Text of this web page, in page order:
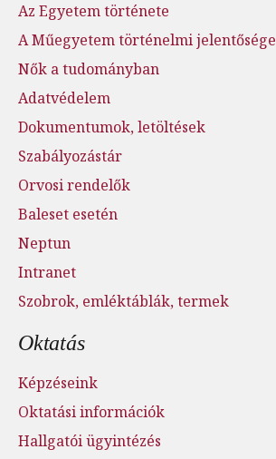
Az Egyetem története
A Műegyetem történelmi jelentősége
Nők a tudományban
Adatvédelem
Dokumentumok, letöltések
Szabályozástár
Orvosi rendelők
Baleset esetén
Neptun
Intranet
Szobrok, emléktáblák, termek
Oktatás
Képzéseink
Oktatási információk
Hallgatói ügyintézés